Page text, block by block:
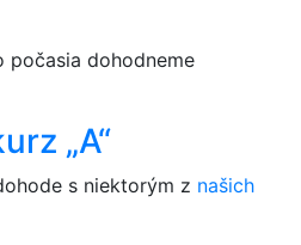
počasia dohodneme
„A“
s niektorým z našich